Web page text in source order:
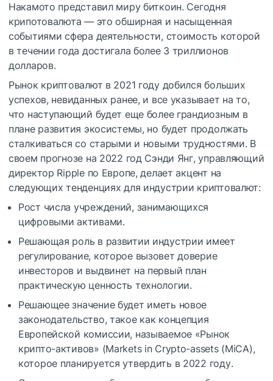
Накамото представил миру биткоин. Сегодня
крипотовалюта — это обширная и насыщенная
событиями сфера деятельности, стоимость которой
в течении года достигала более 3 триллионов
долларов.
Рынок криптовалют в 2021 году добился больших
успехов, невиданных ранее, и все указывает на то,
что наступающий будет еще более грандиозным в
плане развития экосистемы, но будет продолжать
сталкиваться со старыми и новыми трудностями. В
своем прогнозе на 2022 год Сэнди Янг, управляющий
директор Ripple по Европе, делает акцент на
следующих тенденциях для индустрии криптовалют:
Рост числа учреждений, занимающихся
цифровыми активами.
Решающая роль в развитии индустрии имеет
регулирование, которое вызовет доверие
инвесторов и выдвинет на первый план
практическую ценность технологии.
Решающее значение будет иметь новое
законодательство, такое как концепция
Европейской комиссии, называемое «Рынок
крипто-активов» (Markets in Crypto-assets (MiCA),
которое планируется утвердить в 2022 году.